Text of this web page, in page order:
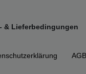
& Lieferbedingungen
AGB